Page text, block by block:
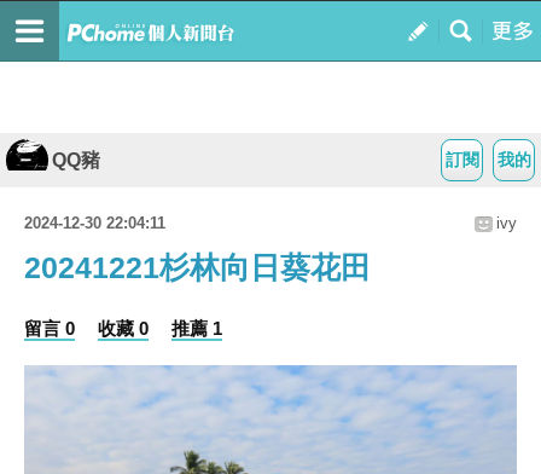
我的
訂閱
QQ豬
2024-12-30 22:04:11 ivy
20241221杉林向日葵花田
留言 0 收藏 0 推薦 1